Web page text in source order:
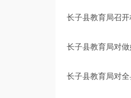
长子县教育局召
长子县教育局对
长子县教育局对